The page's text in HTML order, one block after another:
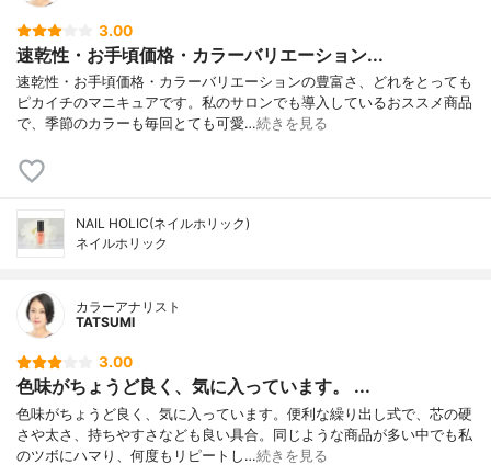
3.00
速乾性・お手頃価格・カラーバリエーション...
速乾性・お手頃価格・カラーバリエーションの豊富さ、どれをとっても
ピカイチのマニキュアです。私のサロンでも導入しているおススメ商品
で、季節のカラーも毎回とても可愛…続きを見る
NAIL HOLIC(ネイルホリック)
ネイルホリック
カラーアナリスト
TATSUMI
3.00
色味がちょうど良く、気に入っています。 ...
色味がちょうど良く、気に入っています。便利な繰り出し式で、芯の硬
さや太さ、持ちやすさなども良い具合。同じような商品が多い中でも私
のツボにハマり、何度もリピートし…続きを見る